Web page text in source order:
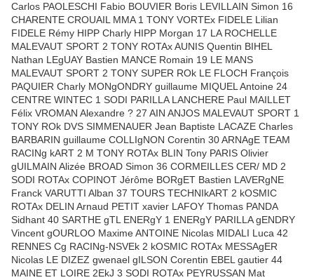
Carlos PAOLESCHI Fabio BOUVIER Boris LEVILLAIN Simon 16
CHARENTE CROUAIL MMA 1 TONY VORTEx FIDELE Lilian
FIDELE Rémy HIPP Charly HIPP Morgan 17 LA ROCHELLE
MALEVAUT SPORT 2 TONY ROTAx AUNIS Quentin BIHEL
Nathan LEgUAY Bastien MANCE Romain 19 LE MANS
MALEVAUT SPORT 2 TONY SUPER ROk LE FLOCH François
PAQUIER Charly MONgONDRY guillaume MIQUEL Antoine 24
CENTRE WINTEC 1 SODI PARILLA LANCHERE Paul MAILLET
Félix VROMAN Alexandre ? 27 AIN ANJOS MALEVAUT SPORT 1
TONY ROk DVS SIMMENAUER Jean Baptiste LACAZE Charles
BARBARIN guillaume COLLIgNON Corentin 30 ARNAgE TEAM
RACINg kART 2 M TONY ROTAx BLIN Tony PARIS Olivier
gUILMAIN Alizée BROAD Simon 36 CORMEILLES CER/ MD 2
SODI ROTAx COPINOT Jérôme BORgET Bastien LAVERgNE
Franck VARUTTI Alban 37 TOURS TECHNIkART 2 kOSMIC
ROTAx DELIN Arnaud PETIT xavier LAFOY Thomas PANDA
Sidhant 40 SARTHE gTL ENERgY 1 ENERgY PARILLA gENDRY
Vincent gOURLOO Maxime ANTOINE Nicolas MIDALI Luca 42
RENNES Cg RACINg-NSVEk 2 kOSMIC ROTAx MESSAgER
Nicolas LE DIZEZ gwenael gILSON Corentin EBEL gautier 44
MAINE ET LOIRE 2EkJ 3 SODI ROTAx PEYRUSSAN Mat